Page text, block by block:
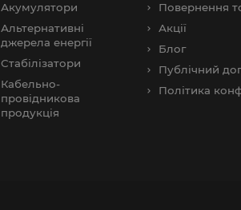
Акумулятори
Альтернативні
джерела енергії
Стабілізатори
Кабельно-
провідникова
продукція
Повернення
Акції
Блог
Публічний
Політика